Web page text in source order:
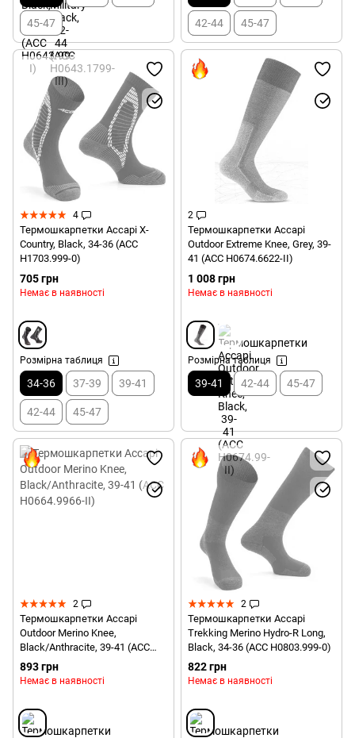
45-47 42-44 45-47
4
Термошкарпетки Accapi X-
Country, Black, 34-36 (ACC
H1703.999-0)
705 грн
Немає в наявності
Розмірна таблиця
34-36 37-39 39-41
42-44 45-47
2
Термошкарпетки Accapi
Outdoor Extreme Knee, Grey, 39-
41 (ACC H0674.6622-II)
1 008 грн
Немає в наявності
Розмірна таблиця
39-41 42-44 45-47
2
Термошкарпетки Accapi
Outdoor Merino Knee,
Black/Anthracite, 39-41 (ACC
H0664.9966-II)
893 грн
Немає в наявності
2
Термошкарпетки Accapi
Trekking Merino Hydro-R Long,
Black, 34-36 (ACC H0803.999-0)
822 грн
Немає в наявності